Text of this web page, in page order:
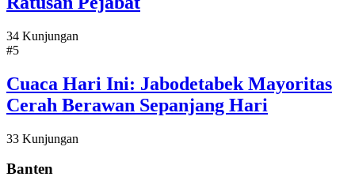
34 Kunjungan
#5
Cuaca Hari Ini: Jabodetabek Mayoritas
Cerah Berawan Sepanjang Hari
33 Kunjungan
Banten